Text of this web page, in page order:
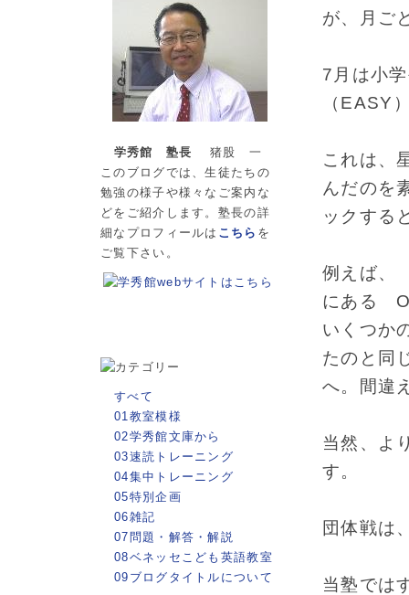
が、月ご
7月は小
（EASY
これは、
んだのを
ックする
例えば
にある
いくつか
たのと同
へ。間違
当然、よ
す。
団体戦は
当塾では
学秀館 塾長 猪股 一
このブログでは、生徒たちの
勉強の様子や様々なご案内な
どをご紹介します。塾長の詳
細なプロフィールは こちら を
ご覧下さい。
すべて
01教室模様
02学秀館文庫から
03速読トレーニング
04集中トレーニング
05特別企画
06雑記
07問題・解答・解説
08ベネッセこども英語教室
09ブログタイトルについて